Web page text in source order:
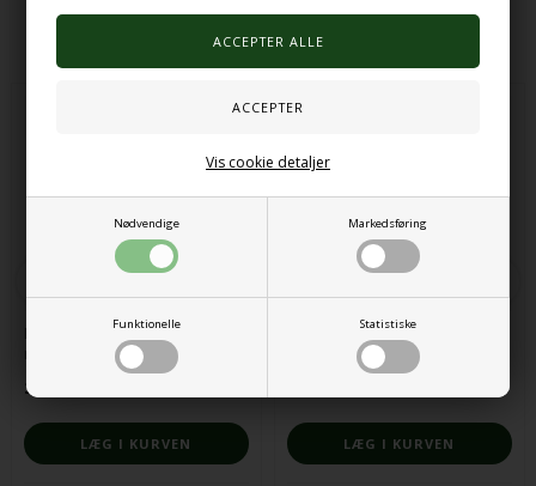
Nødvendige Markedsføring
Funktionelle Statistiske
Vis cookie detaljer
Alternative produkter
Kæmpe blank stempelpude,
rektangel
36,00 DKK
Strikke-gaffel